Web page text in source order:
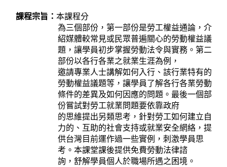
課程宗旨：本課程分
為三個部份，第一部份是勞工權益通論，介
紹媒體較常見或民眾普遍關心的勞動權益議
題，讓學員初步掌握勞動法令與實務。第二
部份以各行各業之就業生涯為例，
邀請專業人士講解如何入行、該行業特有的
勞動權益議題等，讓學員了解各行各業勞動
條件的差異及如何因應的問題。最後一個部
份嘗試對勞工就業問題要依靠政府
的思維提出另類思考，針對勞工如何建立自
力的、互助的社會支持或就業安全網絡，提
供台灣目前運作過一些實例，刺激學員思
考。本課堂課後提供免費勞動法律諮
詢，舒解學員個人於職場所遇之困境。